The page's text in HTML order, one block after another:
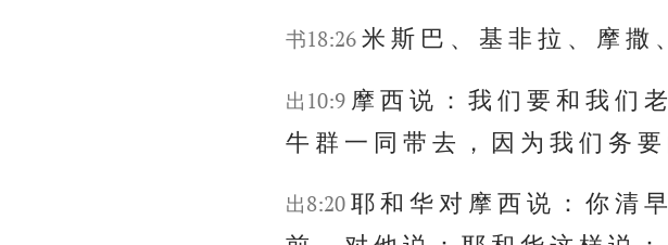
书18:26 米 斯 巴 、 基 非 拉 、 摩 撒 、
出10:9 摩 西 说 ： 我 们 要 和 我 们
牛 群 一 同 带 去 ， 因 为 我 们 务 要
出8:20 耶 和 华 对 摩 西 说 ： 你 清